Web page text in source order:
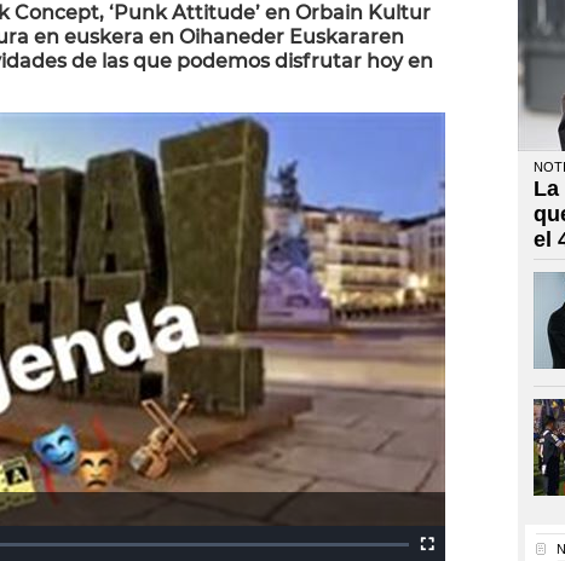
Concept, ‘Punk Attitude’ en Orbain Kultur
en euskera en Oihaneder Euskararen
de las que podemos disfrutar hoy en
La
el